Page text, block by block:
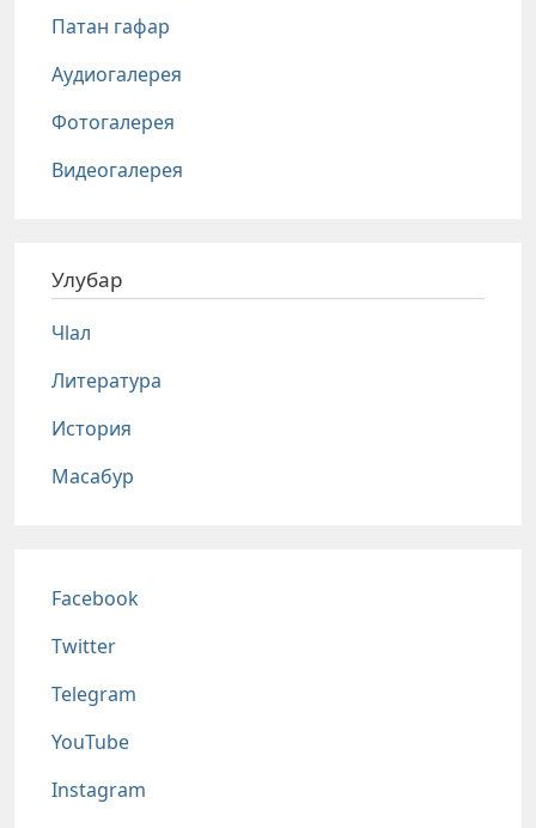
Патан гафар
Аудиогалерея
Фотогалерея
Видеогалерея
Улубар
Чlал
Литература
История
Масабур
Соц сети
Facebook
Twitter
Telegram
YouTube
Instagram